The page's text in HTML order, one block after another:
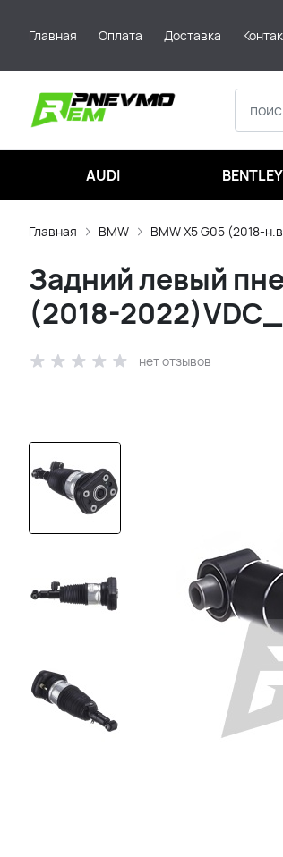
Главная Оплата Доставка
AUDI BENTLEY
Главная BMW BMW X5 G05 (2018-
Задний левый
(2018-
нет отзывов